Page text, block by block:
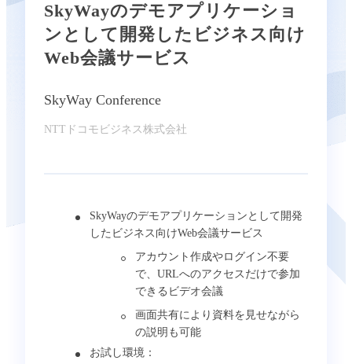
SkyWayのデモアプリケーショ
ンとして開発したビジネス向け
Web会議サービス
SkyWay Conference
NTTドコモビジネス株式会社
SkyWayのデモアプリケーションとして開発
したビジネス向けWeb会議サービス
アカウント作成やログイン不要
で、URLへのアクセスだけで参加
できるビデオ会議
画面共有により資料を見せながら
の説明も可能
お試し環境：